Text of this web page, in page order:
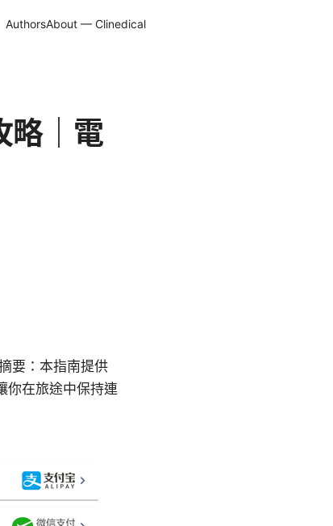
AuthorsAbout — Clinedical
略｜電
要：本指南提供
你在旅途中保持連